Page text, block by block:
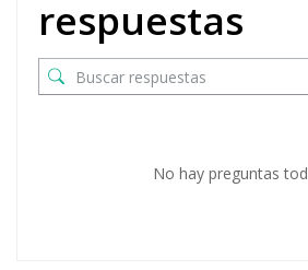
respuestas
No hay preguntas